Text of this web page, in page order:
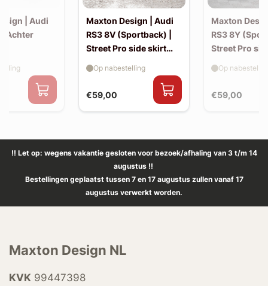
| Audi
| Achter
Maxton Design | Audi
RS3 8V (Sportback) |
Street Pro side skirt
€59,00
Op nabestelling
Maxton
RS3 8Y
Street Pro
€59,00
Op
!! Let op: wegens vakantie gesloten voor bezoek/afhaling van 3 t/m 14
augustus !!
Bestellingen geplaatst tussen 7 en 17 augustus zullen vanaf 17
augustus verwerkt worden.
Maxton Design NL
KVK 99447398